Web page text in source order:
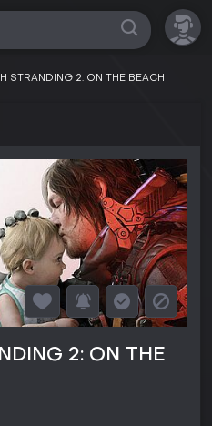
STRANDING 2: ON THE BEACH
2: ON THE